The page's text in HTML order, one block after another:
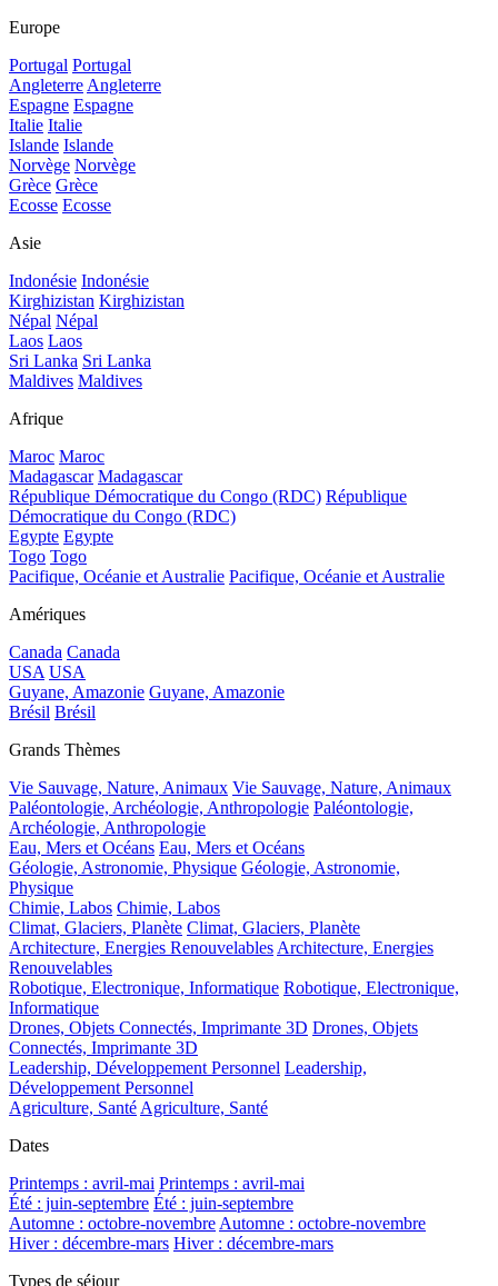
Europe
Portugal Portugal
Angleterre Angleterre
Espagne Espagne
Italie Italie
Islande Islande
Norvège Norvège
Grèce Grèce
Ecosse Ecosse
Asie
Indonésie Indonésie
Kirghizistan Kirghizistan
Népal Népal
Laos Laos
Sri Lanka Sri Lanka
Maldives Maldives
Afrique
Maroc Maroc
Madagascar Madagascar
République Démocratique du Congo (RDC) République
Démocratique du Congo (RDC)
Egypte Egypte
Togo Togo
Pacifique, Océanie et Australie Pacifique, Océanie et Australie
Amériques
Canada Canada
USA USA
Guyane, Amazonie Guyane, Amazonie
Brésil Brésil
Grands Thèmes
Vie Sauvage, Nature, Animaux Vie Sauvage, Nature, Animaux
Paléontologie, Archéologie, Anthropologie Paléontologie,
Archéologie, Anthropologie
Eau, Mers et Océans Eau, Mers et Océans
Géologie, Astronomie, Physique Géologie, Astronomie,
Physique
Chimie, Labos Chimie, Labos
Climat, Glaciers, Planète Climat, Glaciers, Planète
Architecture, Energies Renouvelables Architecture, Energies
Renouvelables
Robotique, Electronique, Informatique Robotique, Electronique,
Informatique
Drones, Objets Connectés, Imprimante 3D Drones, Objets
Connectés, Imprimante 3D
Leadership, Développement Personnel Leadership,
Développement Personnel
Agriculture, Santé Agriculture, Santé
Dates
Printemps : avril-mai Printemps : avril-mai
Été : juin-septembre Été : juin-septembre
Automne : octobre-novembre Automne : octobre-novembre
Hiver : décembre-mars Hiver : décembre-mars
Types de séjour